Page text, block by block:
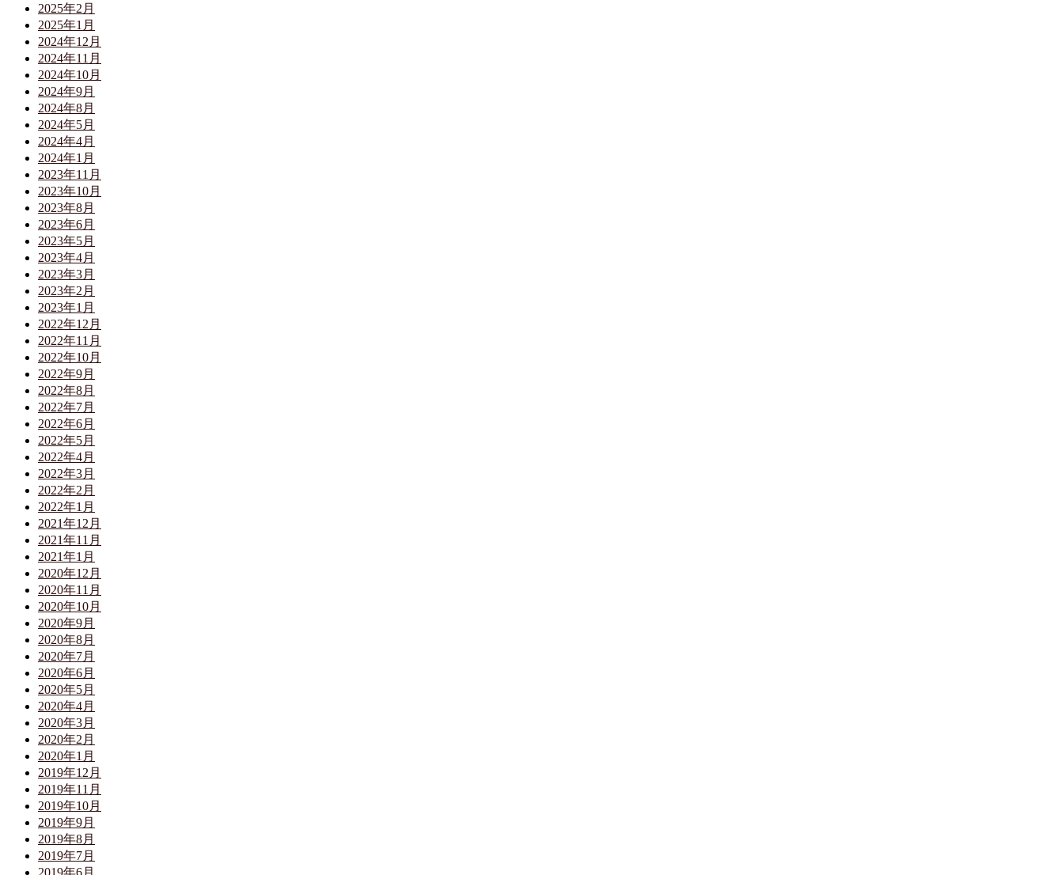
2025年2月
2025年1月
2024年12月
2024年11月
2024年10月
2024年9月
2024年8月
2024年5月
2024年4月
2024年1月
2023年11月
2023年10月
2023年8月
2023年6月
2023年5月
2023年4月
2023年3月
2023年2月
2023年1月
2022年12月
2022年11月
2022年10月
2022年9月
2022年8月
2022年7月
2022年6月
2022年5月
2022年4月
2022年3月
2022年2月
2022年1月
2021年12月
2021年11月
2021年1月
2020年12月
2020年11月
2020年10月
2020年9月
2020年8月
2020年7月
2020年6月
2020年5月
2020年4月
2020年3月
2020年2月
2020年1月
2019年12月
2019年11月
2019年10月
2019年9月
2019年8月
2019年7月